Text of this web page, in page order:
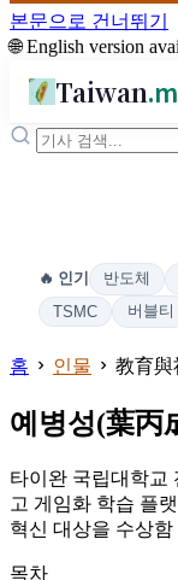
본문으로 건너뛰기
🌐 English version
Taiwan
🔥 인기 반도체
TSMC
버블티
홈 인물 教育與
예병성(葉丙
타이완 국립대학교
고 게임화 학습 플
혁신 대상을 수상함
목차